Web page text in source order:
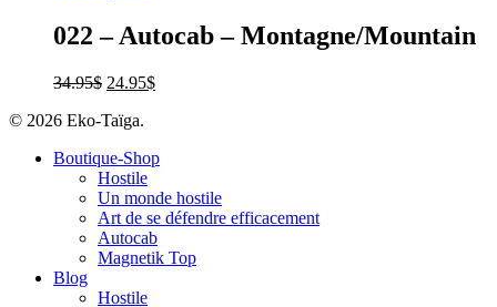
022 – Autocab – Montagne/Mountain
34.95$ 24.95$
© 2026 Eko-Taïga.
Boutique-Shop
Hostile
Un monde hostile
Art de se défendre efficacement
Autocab
Magnetik Top
Blog
Hostile